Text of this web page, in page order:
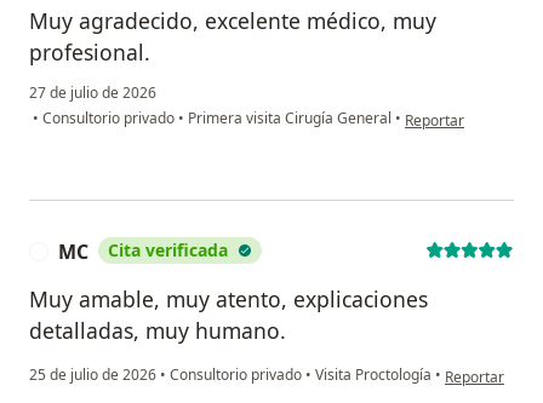
Muy agradecido, excelente médico, muy
profesional.
27 de julio de 2026
• Consultorio privado • Primera visita Cirugía General • en opinión del
Reportar
MC Cita verificada
Muy amable, muy atento, explicaciones
detalladas, muy humano.
25 de julio de 2026 • Consultorio privado • Visita Proctología • en opinión
Reportar